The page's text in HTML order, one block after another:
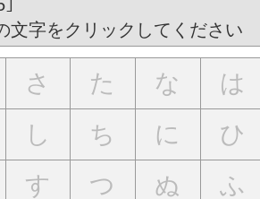
文字をクリックしてください
さ た な は
し ち に ひ
す つ ぬ ふ